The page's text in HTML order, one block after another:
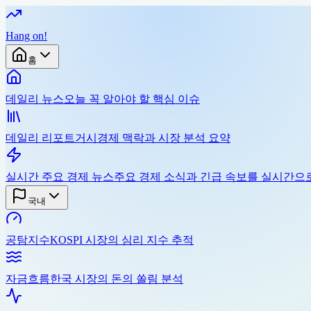
Hang on!
홈
데일리 뉴스오늘 꼭 알아야 할 핵심 이슈
데일리 리포트거시경제 맥락과 시장 분석 요약
실시간 주요 경제 뉴스주요 경제 소식과 긴급 속보를 실시간으
국내
공탐지수KOSPI 시장의 심리 지수 추적
자금흐름한국 시장의 돈의 쏠림 분석